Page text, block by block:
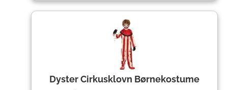
Dyster Cirkusklovn Børnekostume